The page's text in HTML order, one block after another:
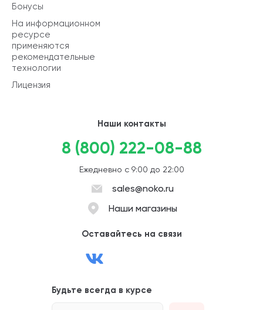
Бонусы
На информационном
ресурсе
применяются
рекомендательные
технологии
Лицензия
Наши контакты
8 (800) 222-08-88
Ежедневно с 9:00 до 22:00
sales@noko.ru
Наши магазины
Оставайтесь на связи
Будьте всегда в курсе